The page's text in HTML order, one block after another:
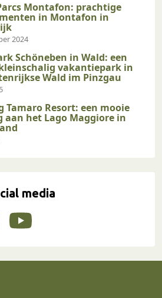
Montafon: prachtige
in Montafon in
2024
Schöneben in Wald: een
vakantiepark in
Wald im Pinzgau
Tamaro Resort: een mooie
aan het Lago Maggiore in
media